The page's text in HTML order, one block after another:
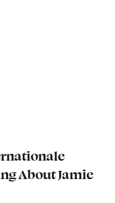
About Jamie